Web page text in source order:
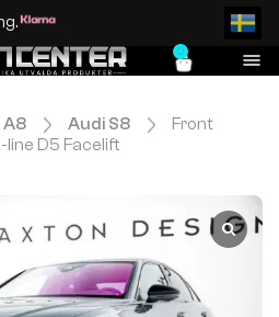
0
A8 Audi S8
Front
line D5 Facelift